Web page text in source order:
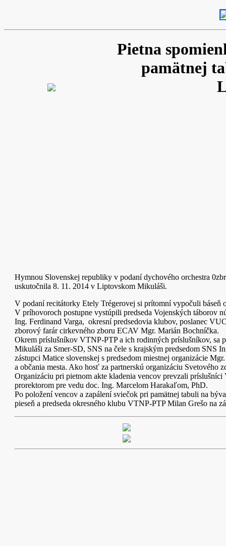
Pietna
pamätnej
Hymnou Slovenskej republiky v podaní dychového orchestra
uskutočnila 8. 11. 2014 v Liptovskom Mikuláši.
V podaní recitátorky Etely Trégerovej si prítomní vypočuli
V príhovoroch postupne vystúpili predseda Vojenských tábo­rov
Ing. Ferdinand Varga, okresní predsedovia klubov, poslanec
zborový farár cirkevného zboru ECAV Mgr. Marián Bochníčka.
Okrem príslušníkov VTNP-PTP a ich rodinných príslušníkov, sa
Mikuláši za Smer-SD, SNS na čele s krajským predsedom SNS
zástupci Matice slovenskej s predsedom miestnej organizácie
a občania mesta. Ako hosť za partnerskú organizáciu
Organizáciu pri pietnom akte kladenia vencov prevzali
prorektorom pre vedu doc. Ing. Marcelom Harakaľom, PhD.
Po položení vencov a zapálení sviečok pri pamätnej tabuli na
pieseň a predseda okresného klubu VTNP-PTP Milan Grešo na